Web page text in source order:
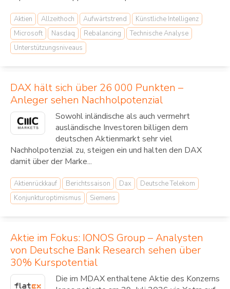
Aktien Allzeithoch Aufwärtstrend
Künstliche Intelligenz
Microsoft
Nasdaq Rebalancing
Technische Analyse
Unterstützungsniveaus
DAX hält sich über 26 000 Punkten –
Anleger sehen Nachholpotenzial
Sowohl inländische als auch vermehrt
ausländische Investoren billigen dem
deutschen Aktienmarkt sehr viel
Nachholpotenzial zu, steigen ein und halten den DAX
damit über der Marke...
Aktienrückkauf Berichtssaison Dax
Deutsche Telekom
Konjunkturoptimismus
Siemens
Aktie im Fokus: IONOS Group – Analysten
von Deutsche Bank Research sehen über
30% Kurspotential
Die im MDAX enthaltene Aktie des Konzerns